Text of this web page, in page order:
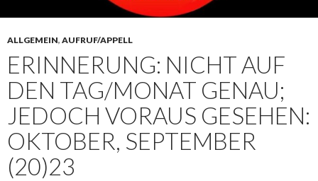
ALLGEMEIN, AUFRUF/APPELL
ERINNERUNG: NICHT AUF
DEN TAG/MONAT GENAU;
JEDOCH VORAUS GESEHEN:
OKTOBER, SEPTEMBER
(20)23